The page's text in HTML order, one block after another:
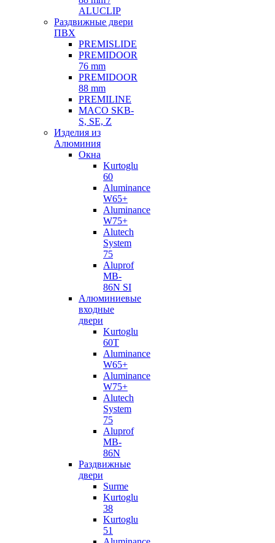
ALUCLIP
Раздвижные двери
ПВХ
PREMISLIDE
PREMIDOOR
76 mm
PREMIDOOR
88 mm
PREMILINE
MACO SKB-
S, SE, Z
Изделия из
Алюминия
Окна
Kurtoglu
60
Aluminance
W65+
Aluminance
W75+
Alutech
System
75
Aluprof
MB-
86N SI
Алюминиевые
входные
двери
Kurtoglu
60T
Aluminance
W65+
Aluminance
W75+
Alutech
System
75
Aluprof
MB-
86N
Раздвижные
двери
Surme
Kurtoglu
38
Kurtoglu
51